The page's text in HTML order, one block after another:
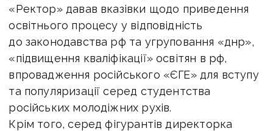
«Ректор» давав вказівки щодо приведення
освітнього процесу у відповідність
до законодавства рф та угруповання «днр»,
«підвищення кваліфікації» освітян в рф,
впровадження російського «ЄГЕ» для вступу
та популяризації серед студентства
російських молодіжних рухів.
Крім того, серед фігурантів директорка